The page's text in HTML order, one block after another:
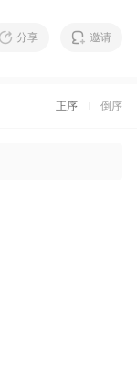
分享 邀请
正序 倒序